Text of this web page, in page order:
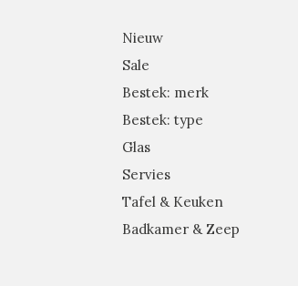
Nieuw
Sale
Bestek: merk
Bestek: type
Glas
Servies
Tafel & Keuken
Badkamer & Zeep